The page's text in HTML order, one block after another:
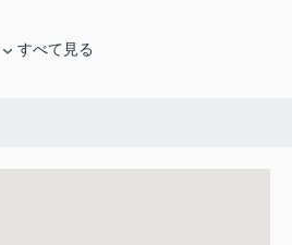
すべて見る